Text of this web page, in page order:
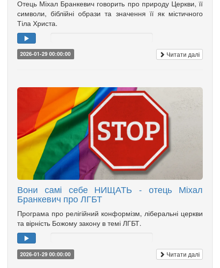
Отець Міхал Бранкевич говорить про природу Церкви, її
символи, біблійні образи та значення її як містичного
Тіла Христа.
2026-01-29 00:00:00 Читати далі
Вони самі себе НИЩАТЬ - отець Міхал
Бранкевич про ЛГБТ
Програма про релігійний конформізм, ліберальні церкви
та вірність Божому закону в темі ЛГБТ.
2026-01-29 00:00:00 Читати далі